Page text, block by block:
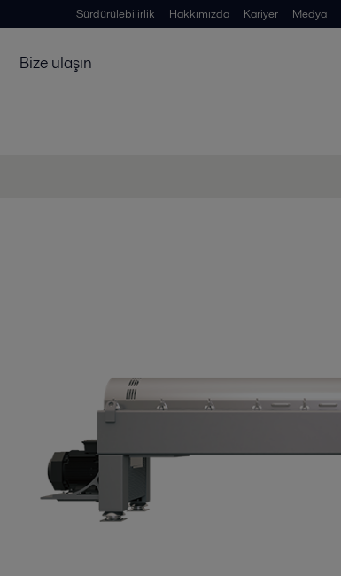
Sürdürülebilirlik Hakkımızda Kariyer Medya
Bize ulaşın